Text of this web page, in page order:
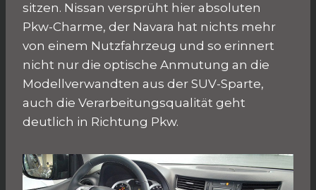
sitzen. Nissan versprüht hier absoluten
Pkw-Charme, der Navara hat nichts mehr
von einem Nutzfahrzeug und so erinnert
nicht nur die optische Anmutung an die
Modellverwandten aus der SUV-Sparte,
auch die Verarbeitungsqualität geht
deutlich in Richtung Pkw.